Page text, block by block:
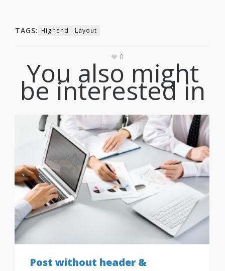
TAGS: Highend Layout
0
You also might
be interested in
Post without header &